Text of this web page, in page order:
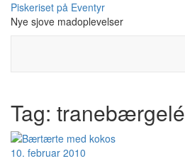
Skip
content
Piskeriset på Eventyr
Nye sjove madoplevelser
Tag: tranebærgelé
10. februar 2010